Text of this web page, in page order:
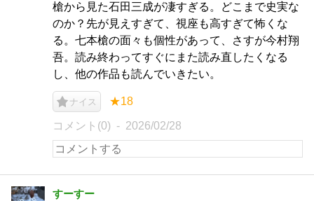
槍から見た石田三成が凄すぎる。どこまで史実な
のか？先が見えすぎて、視座も高すぎて怖くな
る。七本槍の面々も個性があって、さすが今村翔
吾。読み終わってすぐにまた読み直したくなる
し、他の作品も読んでいきたい。
ナイス ★18
コメント(0) 2026/02/28
すーすー